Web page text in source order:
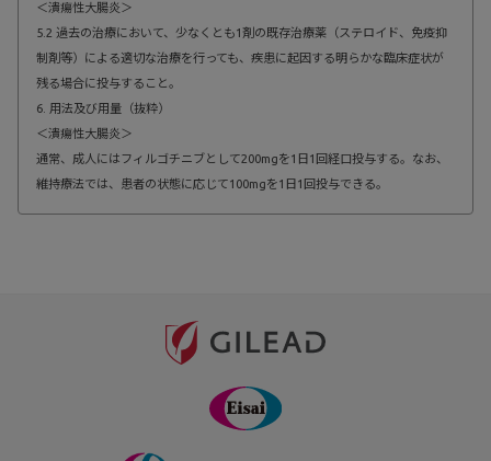
＜潰瘍性大腸炎＞
5.2 過去の治療において、少なくとも1剤の既存治療薬（ステロイド、免疫抑
制剤等）による適切な治療を行っても、疾患に起因する明らかな臨床症状が
残る場合に投与すること。
6. 用法及び用量（抜粋）
＜潰瘍性大腸炎＞
通常、成人にはフィルゴチニブとして200mgを1日1回経口投与する。なお、
維持療法では、患者の状態に応じて100mgを1日1回投与できる。